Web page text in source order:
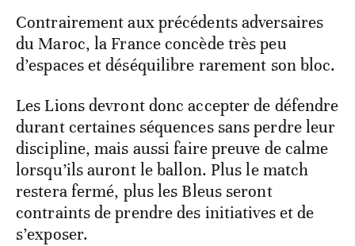
Contrairement aux précédents adversaires
du Maroc, la France concède très peu
d’espaces et déséquilibre rarement son bloc.
Les Lions devront donc accepter de défendre
durant certaines séquences sans perdre leur
discipline, mais aussi faire preuve de calme
lorsqu’ils auront le ballon. Plus le match
restera fermé, plus les Bleus seront
contraints de prendre des initiatives et de
s’exposer.